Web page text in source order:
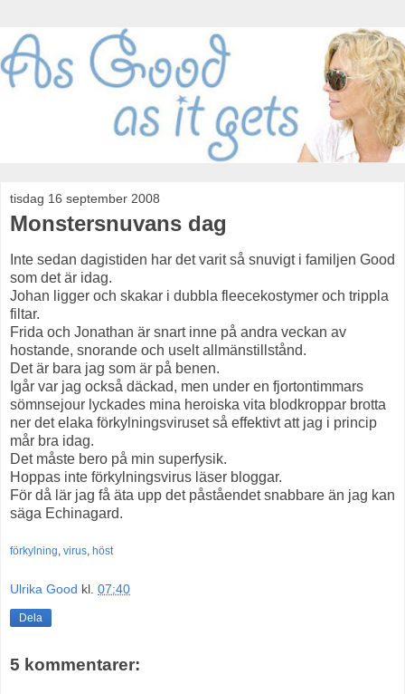
tisdag 16 september 2008
Monstersnuvans dag
Inte sedan dagistiden har det varit så snuvigt i familjen Good
som det är idag.
Johan ligger och skakar i dubbla fleecekostymer och trippla
filtar.
Frida och Jonathan är snart inne på andra veckan av
hostande, snorande och uselt allmänstillstånd.
Det är bara jag som är på benen.
Igår var jag också däckad, men under en fjortontimmars
sömnsejour lyckades mina heroiska vita blodkroppar brotta
ner det elaka förkylningsviruset så effektivt att jag i princip
mår bra idag.
Det måste bero på min superfysik.
Hoppas inte förkylningsvirus läser bloggar.
För då lär jag få äta upp det påståendet snabbare än jag kan
säga Echinagard.
förkylning, virus, höst
Ulrika Good kl. 07:40
Dela
5 kommentarer: